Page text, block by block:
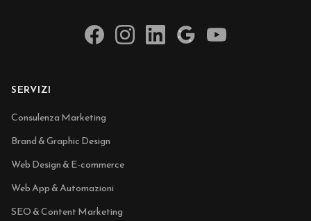
SERVIZI
Consulenza Marketing
Brand & Graphic Design
Web Design & E-commerce
Web App & Automazioni
SEO & Content Marketing